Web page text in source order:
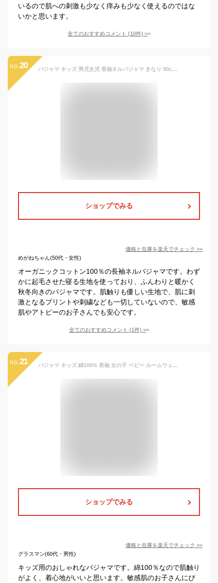
いるので肌への刺激も少なく痒みも少なく使えるのではな
いかと思います。
全てのおすすめコメント (10件) >
no. 20 パジャマ キッズ 男児女児 長袖ネルパジャマ きなり 90cm 100cm 110cm オーガニックコットン 綿100％ 子供 男 女 寝間着 寝巻き 寝衣 綿 日本製 秋/冬 kids pajama boy girl
ショップでみる
価格と在庫を楽天でチェック >>
めがねちゃん(50代・女性)
オーガニックコットン100％の長袖ネルパジャマです。わず
かに起毛させた寝る生地を使っており、ふんわりと暖かく
秋冬向きのパジャマです。肌触りも優しい生地で、肌に刺
激となるプリントや刺繍なども一切していないので、敏感
肌やアトピーのお子さんでも安心です。
全てのおすすめコメント (1件) >
no. 21 パジャマ キッズ 綿100% 長袖 女の子 ベビー ルームウェア 上下セット子供服 かわいい パジャマ子供 ルームウェア お昼寝 寝間着 着心地バツグン ストレッチ 部屋着 幼児 幼稚園 保育園 薄手 秋 冬 送料無料
ショップでみる
価格と在庫を楽天でチェック >>
グラスマン(60代・男性)
キッズ用のおしゃれなパジャマです。綿100％なので肌触り
がよく、着心地がいいと思います。敏感肌のお子さんにぴ